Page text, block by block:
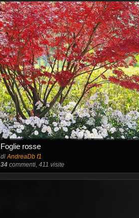
Foglie rosse
diAndreaDb f1
34commenti, 411 visite